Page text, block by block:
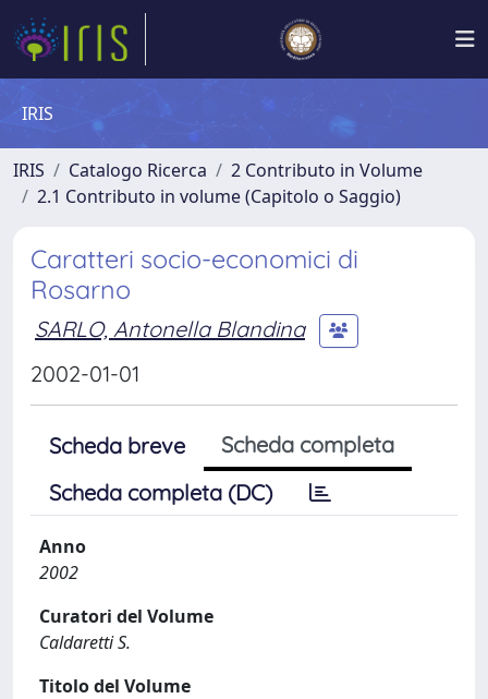
IRIS
IRIS Catalogo Ricerca
2 Contributo in Volume
2.1 Contributo in volume (Capitolo o Saggio)
Caratteri socio-economici di
Rosarno
SARLO, Antonella Blandina
2002-01-01
Scheda breve
Scheda completa
Scheda completa (DC)
Anno
2002
Curatori del Volume
Caldaretti S.
Titolo del Volume